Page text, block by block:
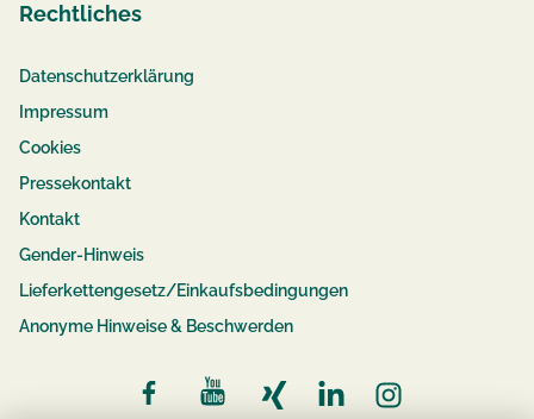
Rechtliches
Datenschutzerklärung
Impressum
Cookies
Pressekontakt
Kontakt
Gender-Hinweis
Lieferkettengesetz/Einkaufsbedingungen
Anonyme Hinweise & Beschwerden